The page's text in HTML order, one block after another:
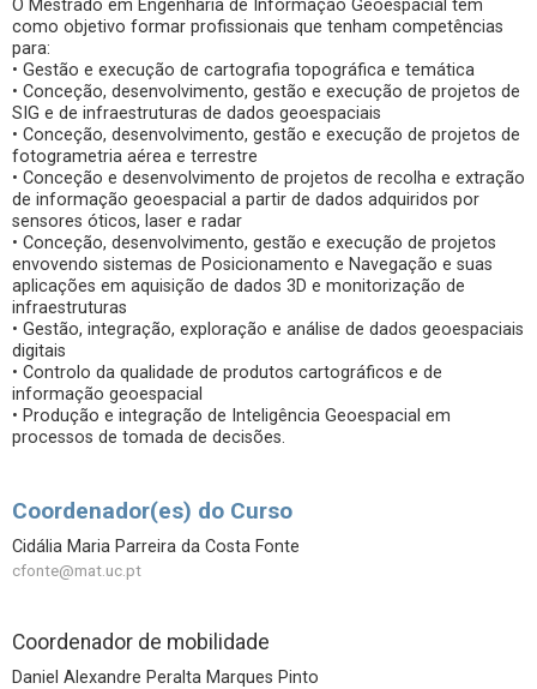
O Mestrado em Engenharia de Informação Geoespacial tem
como objetivo formar profissionais que tenham competências
para:
• Gestão e execução de cartografia topográfica e temática
• Conceção, desenvolvimento, gestão e execução de projetos de
SIG e de infraestruturas de dados geoespaciais
• Conceção, desenvolvimento, gestão e execução de projetos de
fotogrametria aérea e terrestre
• Conceção e desenvolvimento de projetos de recolha e extração
de informação geoespacial a partir de dados adquiridos por
sensores óticos, laser e radar
• Conceção, desenvolvimento, gestão e execução de projetos
envovendo sistemas de Posicionamento e Navegação e suas
aplicações em aquisição de dados 3D e monitorização de
infraestruturas
• Gestão, integração, exploração e análise de dados geoespaciais
digitais
• Controlo da qualidade de produtos cartográficos e de
informação geoespacial
• Produção e integração de Inteligência Geoespacial em
processos de tomada de decisões.
Coordenador(es) do Curso
Cidália Maria Parreira da Costa Fonte
cfonte@mat.uc.pt
Coordenador de mobilidade
Daniel Alexandre Peralta Marques Pinto